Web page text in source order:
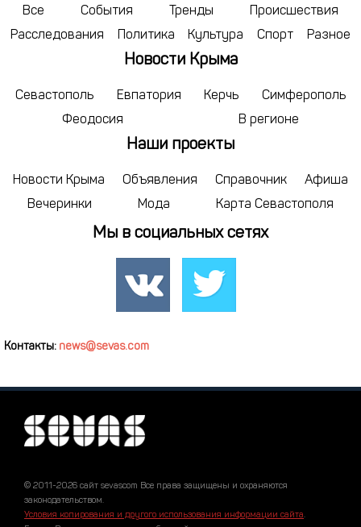
29 30 1 2 4 5
6 7 8 10 11 12
Все События Тренды
Происшествия
Расследования
Политика Культура Спорт Разное
Новости Крыма
Севастополь Евпатория Керчь
Симферополь
Феодосия
В регионе
Наши проекты
Новости Крыма Объявления Справочник
Афиша
Вечеринки
Мода Карта Севастополя
Мы в социальных сетях
Контакты: news@sevas.com
© 2011-2026 сайт sevascom Все права защищены и охраняются
законодательством.
Условия копирования и другого использования информации сайта.